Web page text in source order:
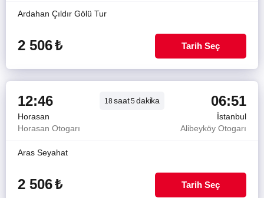
Ardahan Çıldır Gölü Tur
2 506₺ Tarih Seç
12:46 18saat5dakika 06:51
Horasan
İstanbul
Horasan Otogarı
Alibeyköy Otogarı
Aras Seyahat
2 506₺ Tarih Seç